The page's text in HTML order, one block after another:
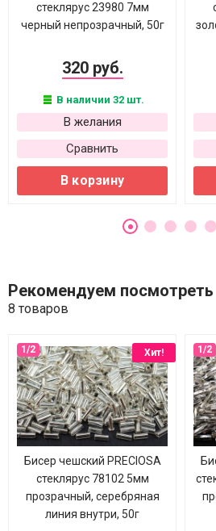
стеклярус 23980 7мм
черный непрозрачный, 50г
320 руб.
В наличии 32 шт.
В желания
Сравнить
В корзину
Рекомендуем посмотреть
8 товаров
Хит!
Бисер чешский PRECIOSA
стеклярус 78102 5мм
прозрачный, серебряная
линия внутри, 50г